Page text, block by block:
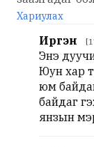
Хариулах
Иргэн
Энэ
Юун хар
юм байдаг
байдаг
янзын